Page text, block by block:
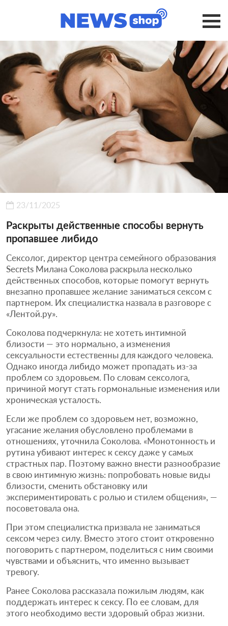
23/11/2025
Раскрыты действенные способы вернуть
пропавшее либидо
Сексолог, директор центра семейного образования
Secrets Милана Соколова раскрыла несколько
действенных способов, которые помогут вернуть
внезапно пропавшее желание заниматься сексом с
партнером. Их специалистка назвала в разговоре с
«Лентой.ру».
Соколова подчеркнула: не хотеть интимной
близости — это нормально, а изменения
сексуальности естественны для каждого человека.
Однако иногда либидо может пропадать из-за
проблем со здоровьем. По словам сексолога,
причиной могут стать гормональные изменения или
хроническая усталость.
Если же проблем со здоровьем нет, возможно,
угасание желания обусловлено проблемами в
отношениях, уточнила Соколова. «Монотонность и
рутина убивают интерес к сексу даже у самых
страстных пар. Поэтому важно внести разнообразие
в свою интимную жизнь: попробовать новые виды
близости, сменить обстановку или
экспериментировать с ролью и стилем общения», —
посоветовала она.
При этом специалистка призвала не заниматься
сексом через силу. Вместо этого стоит откровенно
поговорить с партнером, поделиться с ним своими
чувствами и объяснить, что именно вызывает
тревогу.
Ранее Соколова рассказала пожилым людям, как
поддержать интерес к сексу. По ее словам, для
этого необходимо вести здоровый образ жизни.